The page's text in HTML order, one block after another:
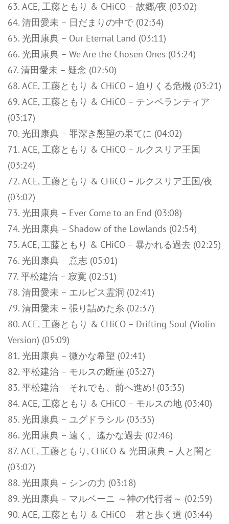
63. ACE, 工藤ともり & CHiCO – 故郷/夜 (03:02)
64. 清田愛未 – 日だまりの中で (02:34)
65. 光田康典 – Our Eternal Land (03:11)
66. 光田康典 – We Are the Chosen Ones (03:24)
67. 清田愛未 – 疑念 (02:50)
68. ACE, 工藤ともり & CHiCO – 迫りくる危機 (03:21)
69. ACE, 工藤ともり & CHiCO – テンペランティア
(03:17)
70. 光田康典 – 罪深き懇望の果てに (04:02)
71. ACE, 工藤ともり & CHiCO – ルクスリア王国
(03:24)
72. ACE, 工藤ともり & CHiCO – ルクスリア王国/夜
(03:02)
73. 光田康典 – Ever Come to an End (03:08)
74. 光田康典 – Shadow of the Lowlands (02:54)
75. ACE, 工藤ともり & CHiCO – 暴かれる過去 (02:25)
76. 光田康典 – 意志 (05:01)
77. 平松建治 – 寂寞 (02:51)
78. 清田愛未 – エルピス霊洞 (02:41)
79. 清田愛未 – 張り詰めた糸 (02:37)
80. ACE, 工藤ともり & CHiCO – Drifting Soul (Violin
Version) (05:09)
81. 光田康典 – 微かな希望 (02:41)
82. 平松建治 – モルスの断崖 (03:27)
83. 平松建治 – それでも、前へ進め! (03:35)
84. ACE, 工藤ともり & CHiCO – モルスの地 (03:40)
85. 光田康典 – ユグドラシル (03:35)
86. 光田康典 – 遠く、遙かな過去 (02:46)
87. ACE, 工藤ともり, CHiCO & 光田康典 – 人と闇と
(03:02)
88. 光田康典 – シンの力 (03:18)
89. 光田康典 – マルベーニ ～神の代行者～ (02:59)
90. ACE, 工藤ともり & CHiCO – 君と歩く道 (03:44)